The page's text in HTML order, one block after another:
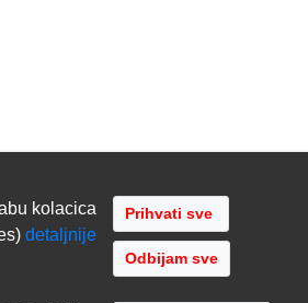
kolacica
detaljnije
Odbijam sve